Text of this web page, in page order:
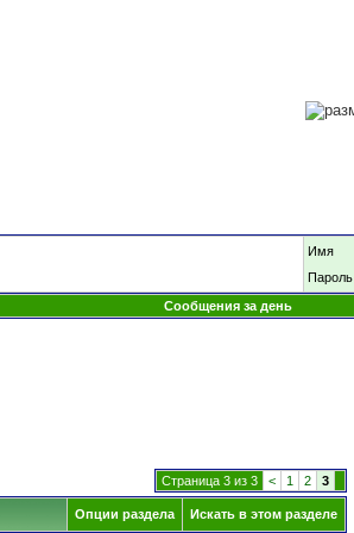
Имя
Пароль
Сообщения за день
Страница 3 из 3 < 1 2 3
Опции раздела Искать в этом разделе